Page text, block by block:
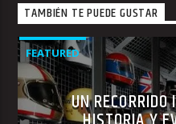
TAMBIÉN TE PUEDE GUSTAR
FEATURED
UN